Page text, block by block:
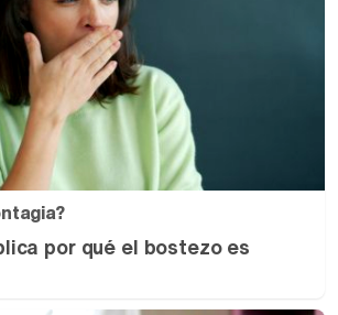
por qué el bostezo es